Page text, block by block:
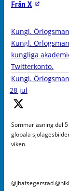
Från X
Kungl.
Kungl.
kungliga
Twitterkonto.
Kungl.
28 jul
Sommarläsning del
globala
viken.
@jhafsegerstad